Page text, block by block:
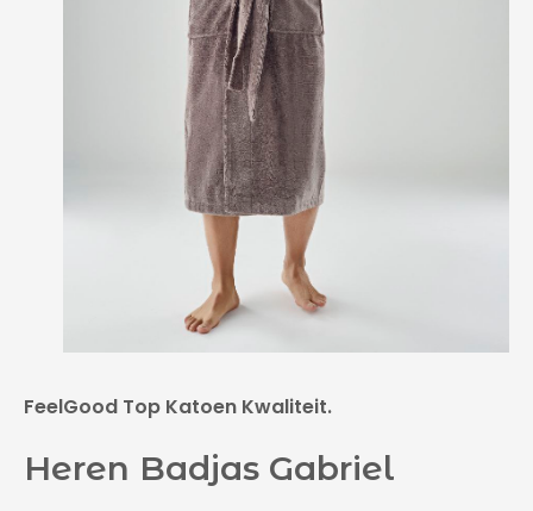
FeelGood Top Katoen Kwaliteit.
Heren Badjas Gabriel